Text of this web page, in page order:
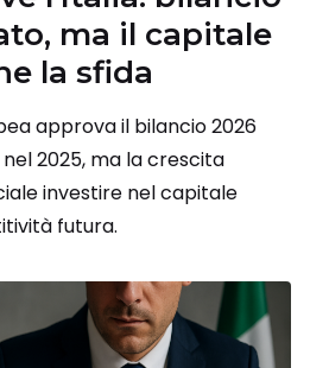
ma il capitale
la sfida
approva il bilancio 2026
2025, ma la crescita
investire nel capitale
futura.